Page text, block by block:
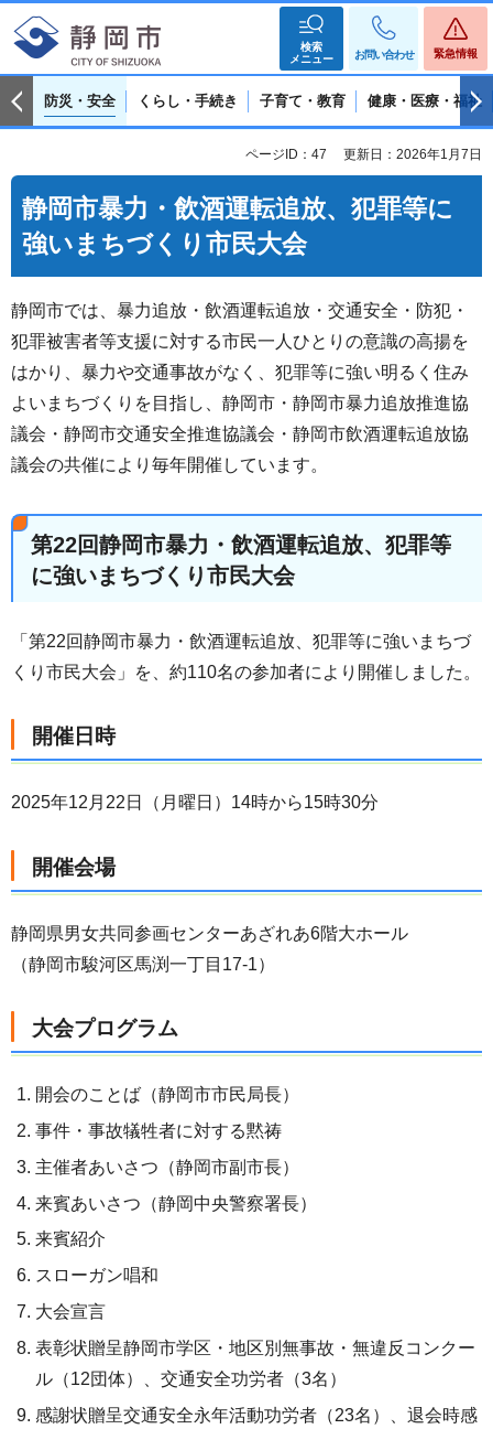
検索
メニュー
お問い合わせ 緊急情報
防災・安全 くらし・手続き 子育て・教育 健康・医療・福祉
ページID：47 更新日：2026年1月7日
静岡市暴力・飲酒運転追放、犯罪等に
強いまちづくり市民大会
静岡市では、暴力追放・飲酒運転追放・交通安全・防犯・
犯罪被害者等支援に対する市民一人ひとりの意識の高揚を
はかり、暴力や交通事故がなく、犯罪等に強い明るく住み
よいまちづくりを目指し、静岡市・静岡市暴力追放推進協
議会・静岡市交通安全推進協議会・静岡市飲酒運転追放協
議会の共催により毎年開催しています。
第22回静岡市暴力・飲酒運転追放、犯罪等
に強いまちづくり市民大会
「第22回静岡市暴力・飲酒運転追放、犯罪等に強いまちづ
くり市民大会」を、約110名の参加者により開催しました。
開催日時
2025年12月22日（月曜日）14時から15時30分
開催会場
静岡県男女共同参画センターあざれあ6階大ホール
（静岡市駿河区馬渕一丁目17-1）
大会プログラム
開会のことば（静岡市市民局長）
事件・事故犠牲者に対する黙祷
主催者あいさつ（静岡市副市長）
来賓あいさつ（静岡中央警察署長）
来賓紹介
スローガン唱和
大会宣言
表彰状贈呈静岡市学区・地区別無事故・無違反コンクー
ル（12団体）、交通安全功労者（3名）
感謝状贈呈交通安全永年活動功労者（23名）、退会時感